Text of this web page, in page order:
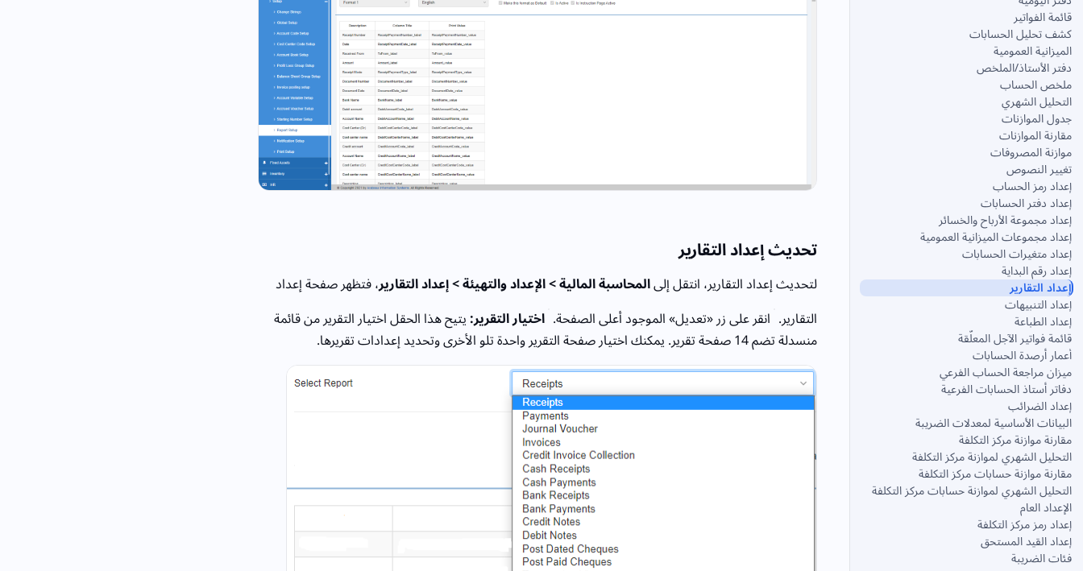
قائمة الفواتير
كشف تحليل الحسابات
الميزانية العمومية
دفتر الأستاذ/الملخص
ملخص الحساب
التحليل الشهري
جدول الموازنات
مقارنة الموازنات
موازنة المصروفات
تغيير النصوص
إعداد رمز الحساب
إعداد دفتر الحسابات
إعداد مجموعة الأرباح والخسائر
إعداد مجموعات الميزانية العمومية
إعداد متغيرات الحسابات
إعداد رقم البداية
إعداد التقارير
إعداد التنبيهات
إعداد الطباعة
قائمة فواتير الآجل المعلّقة
أعمار أرصدة الحسابات
ميزان مراجعة الحساب الفرعي
دفاتر أستاذ الحسابات الفرعية
إعداد الضرائب
البيانات الأساسية لمعدلات الضريبة
مقارنة موازنة مركز التكلفة
التحليل الشهري لموازنة مركز التكلفة
مقارنة موازنة حسابات مركز التكلفة
التحليل الشهري لموازنة حسابات مركز التكلفة
الإعداد العام
إعداد رمز مركز التكلفة
إعداد القيد المستحق
فئات الضريبة
تحديث إعداد التقارير
لتحديث إعداد التقارير، انتقل إلىالمحاسبة المالية > الإعداد والتهيئة > إعداد التقارير، فتظهر صفحة إعداد
التقارير. انقر على زر «تعديل» الموجود أعلى الصفحة. اختيار التقرير:يتيح هذا الحقل اختيار التقرير من قائمة
منسدلة تضم 14 صفحة تقرير. يمكنك اختيار صفحة التقرير واحدة تلو الأخرى وتحديد إعدادات تقريرها.